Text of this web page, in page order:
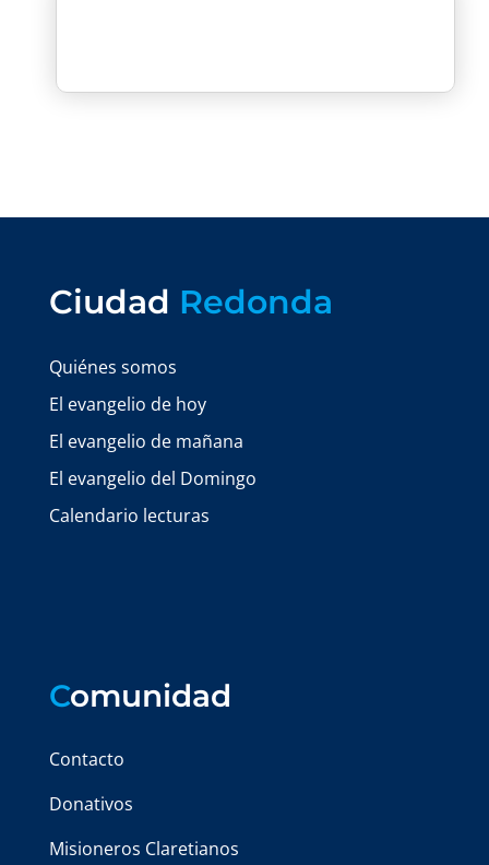
Ciudad Redonda
Quiénes somos
El evangelio de hoy
El evangelio de mañana
El evangelio del Domingo
Calendario lecturas
Comunidad
Contacto
Donativos
Misioneros Claretianos